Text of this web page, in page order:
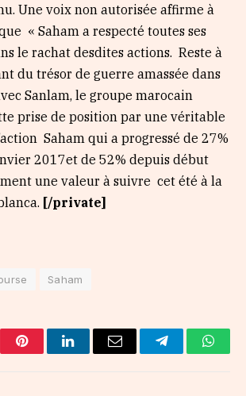
Une voix non autorisée affirme à
« Saham a respecté toutes ses
le rachat desdites actions. Reste à
du trésor de guerre amassée dans
Sanlam, le groupe marocain
prise de position par une véritable
Saham qui a progressé de 27%
2017et de 52% depuis début
une valeur à suivre cet été à la
[/private]
Saham
PinterestLinkedInEmail Telegram